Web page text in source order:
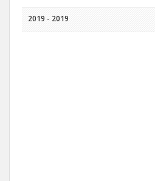
2019 - 2019